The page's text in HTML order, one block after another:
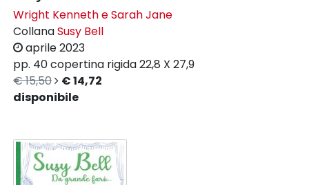
Wright Kenneth e Sarah Jane
CollanaSusy Bell
aprile 2023
pp. 40copertina rigida22,8 X 27,9
€ 15,50
€ 14,72
disponibile